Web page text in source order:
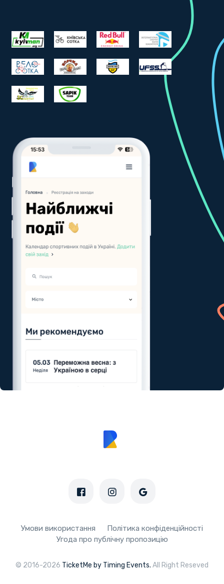
Умови використання
Політика конфіденційності
Угода про публічну пропозицію
© 2016-2026 TicketMe by Timing Events. All Right Reseved